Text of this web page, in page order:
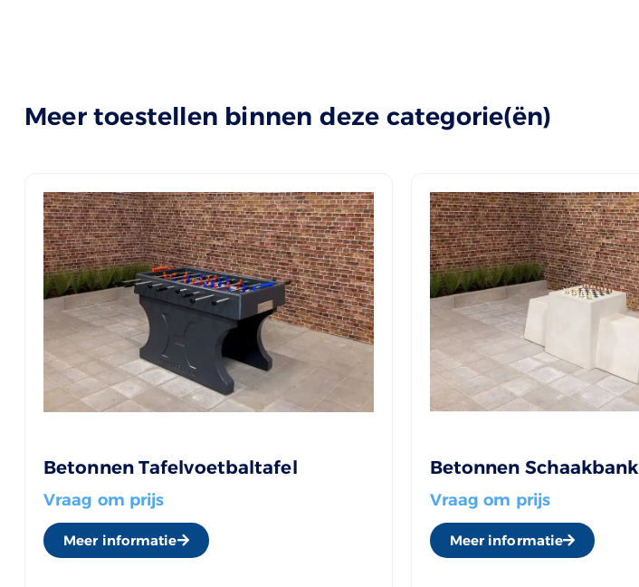
Meer toestellen binnen deze categorie(ën)
Betonnen Tafelvoetbaltafel
Vraag om prijs
Meer informatie
Betonnen Schaakbank
Vraag om prijs
Meer informatie